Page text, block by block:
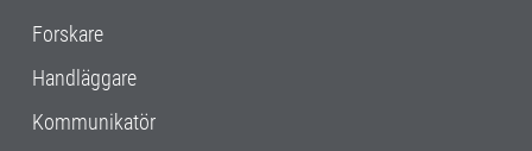
Forskare
Handläggare
Kommunikatör